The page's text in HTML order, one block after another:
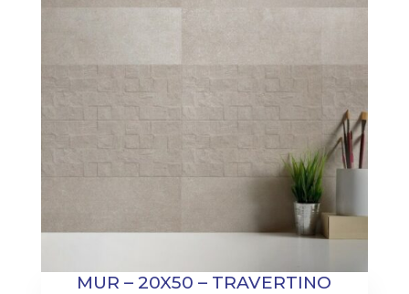
MUR – 20X50 – TRAVERTINO